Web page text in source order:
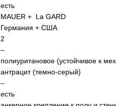
есть
MAUER + La GARD
Германия + США
2
–
полиуритановое (устойчивое к
антрацит (темно-серый)
–
есть